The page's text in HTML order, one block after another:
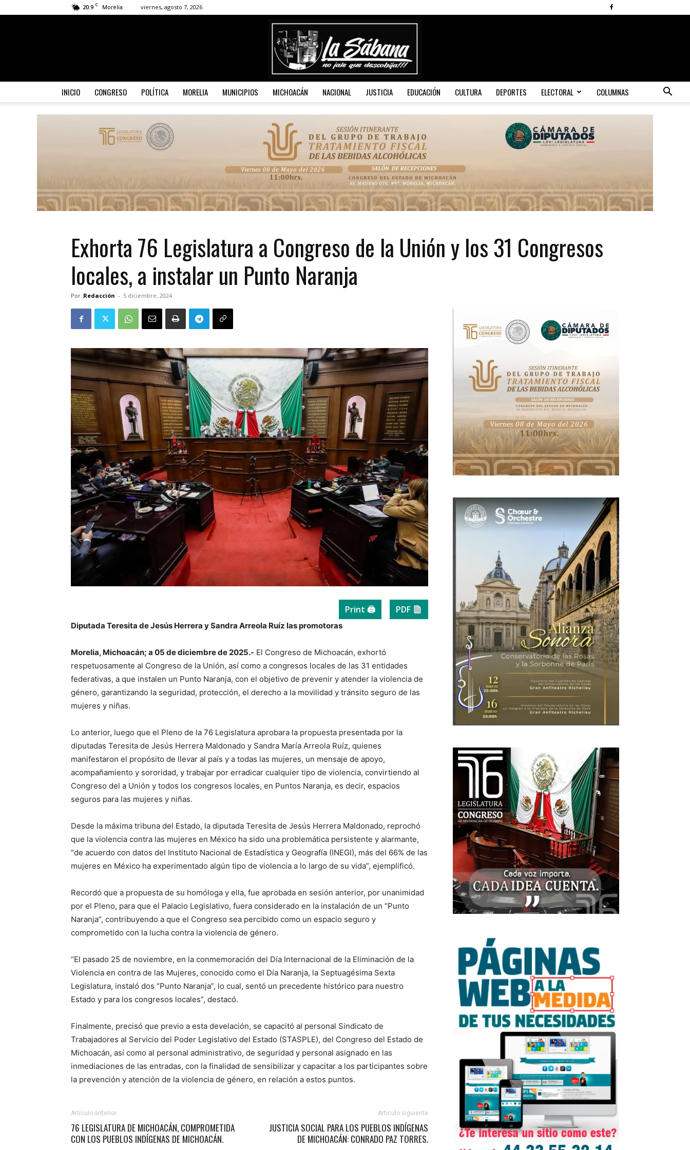
20.9 C Morelia viernes, agosto 7, 2026
Sábana
INICIO CONGRESO POLÍTICA MORELIA MUNICIPIOS MICHOACÁN NACIONAL JUSTICIA EDUCACIÓN CULTURA DEPORTES ELECTORAL COLUMNAS
Exhorta 76 Legislatura a Congreso de la Unión y los 31 Congresos
locales, a instalar un Punto Naranja
Por Redacción - 5 diciembre, 2024
Print 🖨 PDF
Diputada Teresita de Jesús Herrera y Sandra Arreola Ruíz las promotoras
Morelia, Michoacán; a 05 de diciembre de 2025.- El Congreso de Michoacán, exhortó
respetuosamente al Congreso de la Unión, así como a congresos locales de las 31 entidades
federativas, a que instalen un Punto Naranja, con el objetivo de prevenir y atender la violencia de
género, garantizando la seguridad, protección, el derecho a la movilidad y tránsito seguro de las
mujeres y niñas.
Lo anterior, luego que el Pleno de la 76 Legislatura aprobara la propuesta presentada por la
diputadas Teresita de Jesús Herrera Maldonado y Sandra María Arreola Ruíz, quienes
manifestaron el propósito de llevar al país y a todas las mujeres, un mensaje de apoyo,
acompañamiento y sororidad, y trabajar por erradicar cualquier tipo de violencia, convirtiendo al
Congreso del a Unión y todos los congresos locales, en Puntos Naranja, es decir, espacios
seguros para las mujeres y niñas.
Desde la máxima tribuna del Estado, la diputada Teresita de Jesús Herrera Maldonado, reprochó
que la violencia contra las mujeres en México ha sido una problemática persistente y alarmante,
“de acuerdo con datos del Instituto Nacional de Estadística y Geografía (INEGI), más del 66% de las
mujeres en México ha experimentado algún tipo de violencia a lo largo de su vida”, ejemplificó.
Recordó que a propuesta de su homóloga y ella, fue aprobada en sesión anterior, por unanimidad
por el Pleno, para que el Palacio Legislativo, fuera considerado en la instalación de un “Punto
Naranja”, contribuyendo a que el Congreso sea percibido como un espacio seguro y
comprometido con la lucha contra la violencia de género.
“El pasado 25 de noviembre, en la conmemoración del Día Internacional de la Eliminación de la
Violencia en contra de las Mujeres, conocido como el Día Naranja, la Septuagésima Sexta
Legislatura, instaló dos “Punto Naranja”, lo cual, sentó un precedente histórico para nuestro
Estado y para los congresos locales”, destacó.
Finalmente, precisó que previo a esta develación, se capacitó al personal Sindicato de
Trabajadores al Servicio del Poder Legislativo del Estado (STASPLE), del Congreso del Estado de
Michoacán, así como al personal administrativo, de seguridad y personal asignado en las
inmediaciones de las entradas, con la finalidad de sensibilizar y capacitar a los participantes sobre
la prevención y atención de la violencia de género, en relación a estos puntos.
Artículo anterior
76 LEGISLATURA DE MICHOACÁN, COMPROMETIDA
CON LOS PUEBLOS INDÍGENAS DE MICHOACÁN.
Artículo siguiente
JUSTICIA SOCIAL PARA LOS PUEBLOS INDÍGENAS
DE MICHOACÁN: CONRADO PAZ TORRES.